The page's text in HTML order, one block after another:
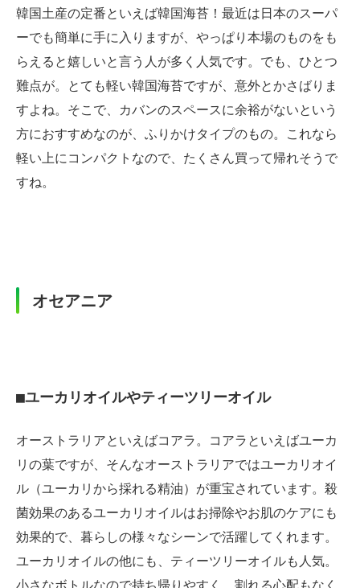
韓国土産の定番といえば韓国海苔！最近は日本のスーパ
ーでも簡単に手に入りますが、やっぱり本場のものをも
らえると嬉しいと言う人が多く人気です。でも、ひとつ
難点が。とても軽い韓国海苔ですが、意外とかさばりま
すよね。そこで、カバンのスペースに余裕がないという
方におすすめなのが、ふりかけタイプのもの。これなら
軽い上にコンパクトなので、たくさん買って帰れそうで
すね。
オセアニア
■ユーカリオイルやティーツリーオイル
オーストラリアといえばコアラ。コアラといえばユーカ
リの葉ですが、そんなオーストラリアではユーカリオイ
ル（ユーカリから採れる精油）が重宝されています。殺
菌効果のあるユーカリオイルはお掃除やお肌のケアにも
効果的で、暮らしの様々なシーンで活躍してくれます。
ユーカリオイルの他にも、ティーツリーオイルも人気。